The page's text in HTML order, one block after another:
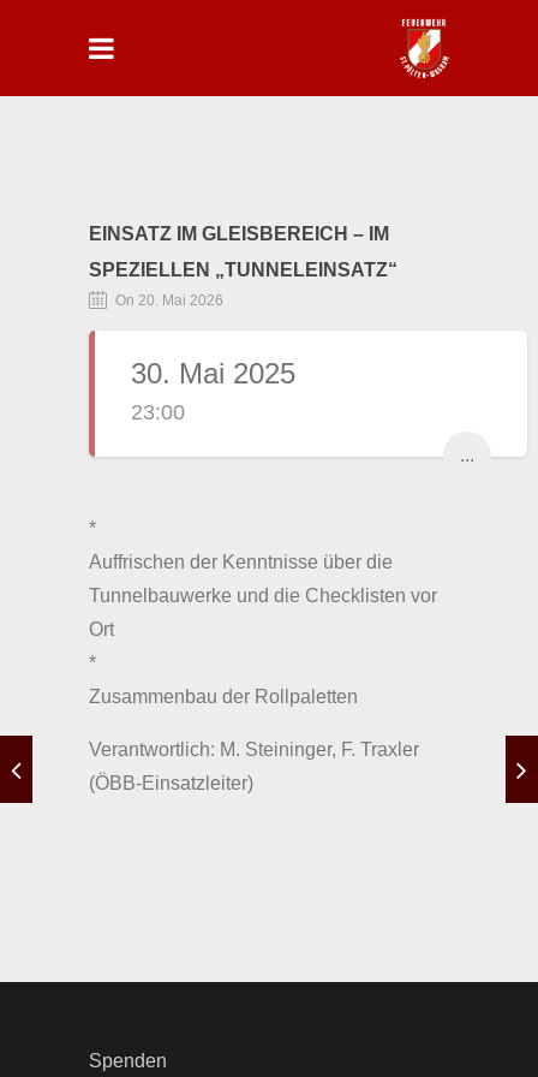
EINSATZ IM GLEISBEREICH – IM
SPEZIELLEN „TUNNELEINSATZ“
On 20. Mai 2026
30. Mai 2025
23:00
...
*
Auffrischen der Kenntnisse über die
Tunnelbauwerke und die Checklisten vor
Ort
*
Zusammenbau der Rollpaletten
Verantwortlich: M. Steininger, F. Traxler
(ÖBB-Einsatzleiter)
Spenden